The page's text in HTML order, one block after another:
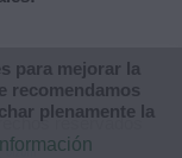
para mejorar la
recomendamos
plenamente la
reservados